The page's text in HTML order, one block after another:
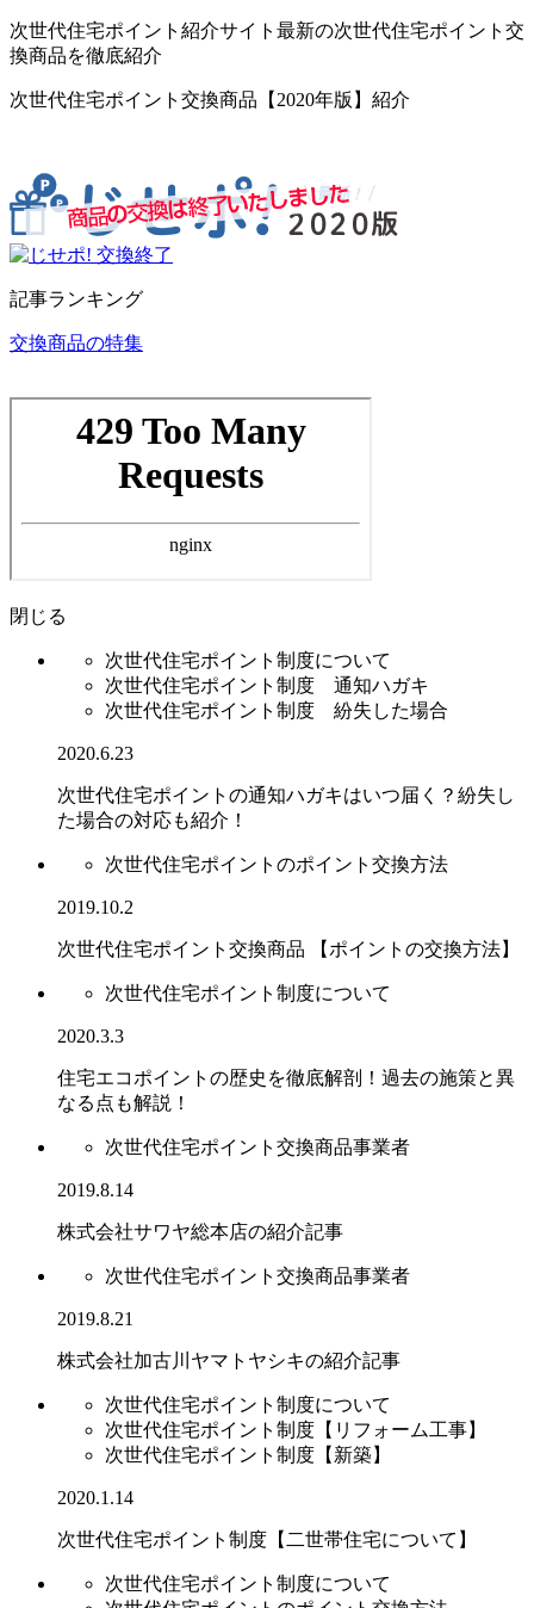
次世代住宅ポイント紹介サイト最新の次世代住宅ポイント交
換商品を徹底紹介
次世代住宅ポイント交換商品【2020年版】紹介
記事ランキング
交換商品の特集
閉じる
次世代住宅ポイント制度について
次世代住宅ポイント制度 通知ハガキ
次世代住宅ポイント制度 紛失した場合
2020.6.23
次世代住宅ポイントの通知ハガキはいつ届く？紛失し
た場合の対応も紹介！
次世代住宅ポイントのポイント交換方法
2019.10.2
次世代住宅ポイント交換商品 【ポイントの交換方法】
次世代住宅ポイント制度について
2020.3.3
住宅エコポイントの歴史を徹底解剖！過去の施策と異
なる点も解説！
次世代住宅ポイント交換商品事業者
2019.8.14
株式会社サワヤ総本店の紹介記事
次世代住宅ポイント交換商品事業者
2019.8.21
株式会社加古川ヤマトヤシキの紹介記事
次世代住宅ポイント制度について
次世代住宅ポイント制度【リフォーム工事】
次世代住宅ポイント制度【新築】
2020.1.14
次世代住宅ポイント制度【二世帯住宅について】
次世代住宅ポイント制度について